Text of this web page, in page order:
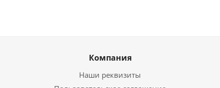
Компания
Наши реквизиты